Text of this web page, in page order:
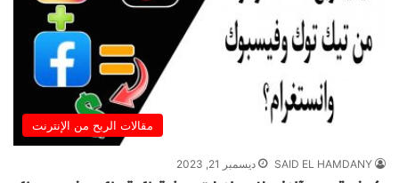
مقالات الربح من الإنترنت
SAID EL HAMDANY ديسمبر 21, 2023